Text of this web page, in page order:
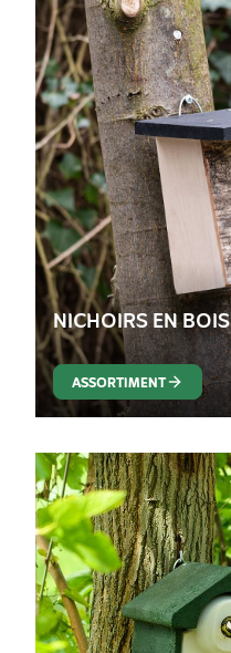
NICHOIRS EN BOIS
ASSORTIMENT